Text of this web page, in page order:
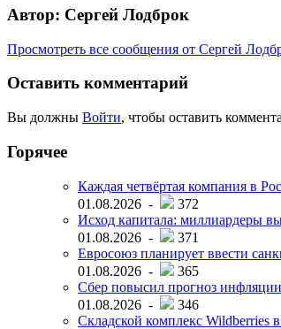
Автор: Сергей Лодброк
Просмотреть все сообщения от Сергей
Оставить комментарий
Вы должны Войти, чтобы оставить
Горячее
Каждая четвёртая компания в
01.08.2026 -
372
Исход капитала: миллиардеры
01.08.2026 -
371
Евросоюз планирует ввести
01.08.2026 -
365
Сбер повысил прогноз
01.08.2026 -
346
Складской комплекс Wildberries